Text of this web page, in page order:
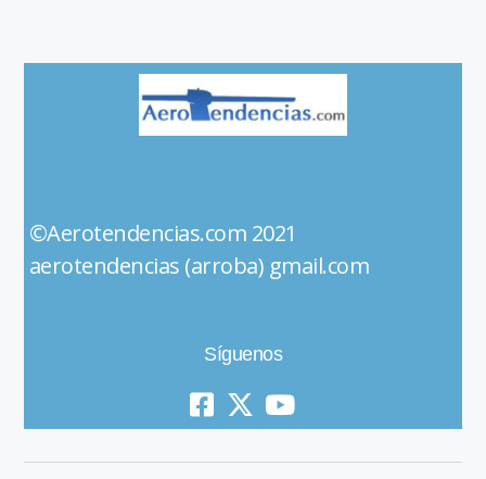
©Aerotendencias.com 2021
aerotendencias (arroba) gmail.com
Síguenos